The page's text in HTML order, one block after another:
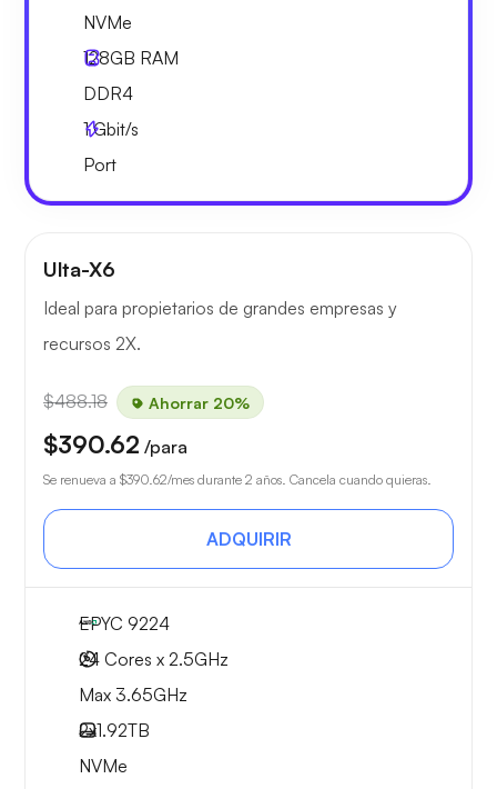
NVMe
128GB RAM
DDR4
1Gbit/s
Port
Ulta-X6
Ideal para propietarios de grandes empresas y
recursos 2X.
$488.18 Ahorrar 20%
$390.62 /para
Se renueva a $390.62/mes durante 2 años. Cancela cuando quieras.
ADQUIRIR
EPYC 9224
24 Cores x 2.5GHz
Max 3.65GHz
2x1.92TB
NVMe